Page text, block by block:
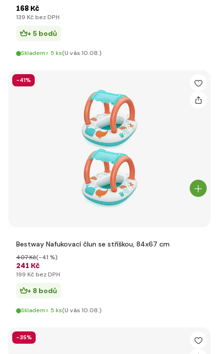
168 Kč
139 Kč bez DPH
+ 5 bodů
Skladem> 5 ks(U vás 10.08.)
-41%
Bestway Nafukovací člun se stříškou, 84x67 cm
241 Kč
407 Kč(-41 %)
199 Kč bez DPH
+ 8 bodů
Skladem> 5 ks(U vás 10.08.)
-35%